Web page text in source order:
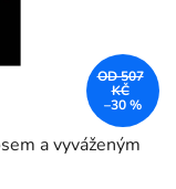
a vyváženým
OD 507
KČ
–30 %